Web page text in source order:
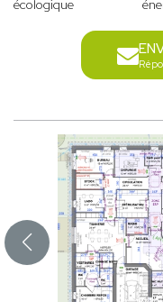
écologique